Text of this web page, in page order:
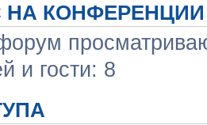
НА КОНФЕРЕНЦИИ
и гости: 8